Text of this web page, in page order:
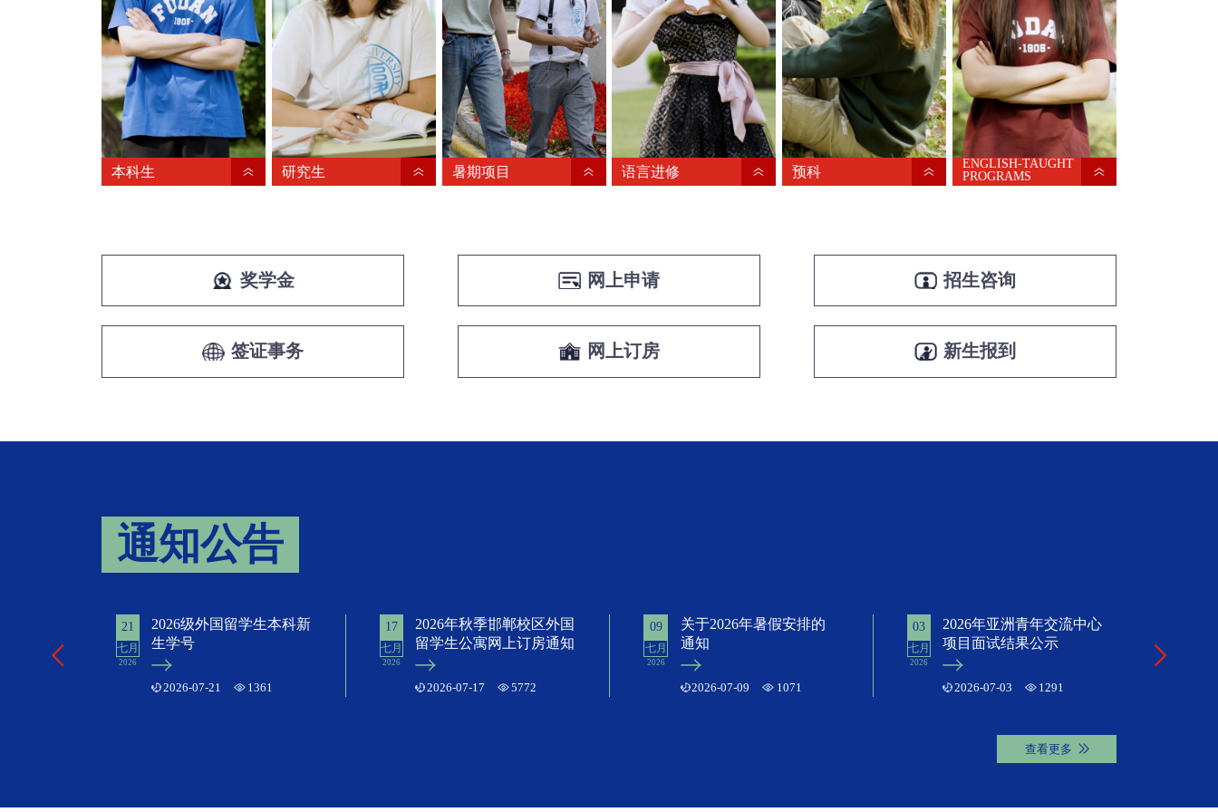
本科生 研究生 暑期项目 语言进修 预科
ENGLISH-TAUGHT
PROGRAMS
奖学金 网上申请 招生咨询
签证事务 网上订房 新生报到
通知公告
查看更多
21
七月
2026
2026级外国留学生本科新
生学号
2026-07-21 1361
17
七月
2026
2026年秋季邯郸校区外国
留学生公寓网上订房通知
2026-07-17 5772
09
七月
2026
关于2026年暑假安排的
通知
2026-07-09 1071
03
七月
2026
2026年亚洲青年交流中心
项目面试结果公示
2026-07-03 1291